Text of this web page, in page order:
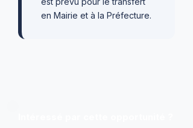
en Mairie et à la Préfecture.